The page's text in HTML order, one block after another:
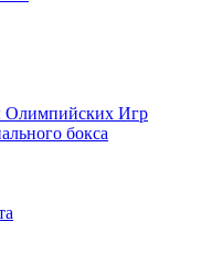
Олимпийских Игр
бокса